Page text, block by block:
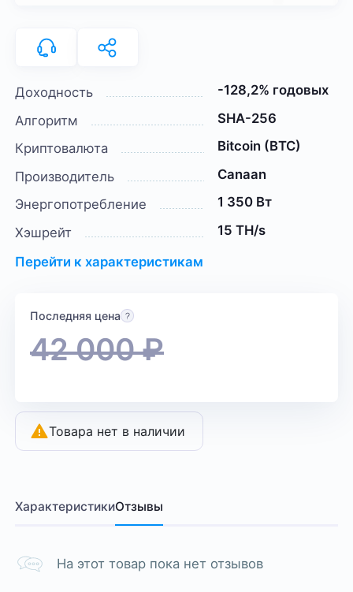
Доходность
-128,2% годовых
Алгоритм
SHA-256
Криптовалюта
Bitcoin (BTC)
Производитель
Canaan
Энергопотребление
1 350 Вт
Хэшрейт
15 TH/s
Перейти к характеристикам
Последняя цена
42 000₽
Товара нет в наличии
ХарактеристикиОтзывы
На этот товар пока нет отзывов